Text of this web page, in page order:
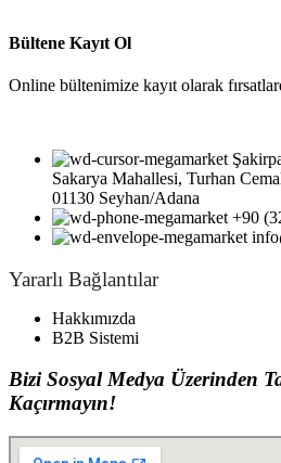
Bültene Kayıt Ol
Online bültenimize kayıt olarak
Sakarya Mahallesi, Turhan
01130 Seyhan/Adana
+90
Yararlı Bağlantılar
Hakkımızda
B2B Sistemi
Bizi Sosyal Medya Üzerinden
Kaçırmayın!